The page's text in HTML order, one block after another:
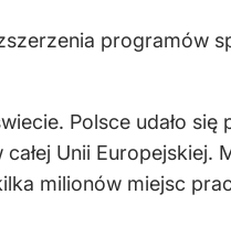
programów
Polsce udało
całej Unii Europejskiej.
milionów miejsc